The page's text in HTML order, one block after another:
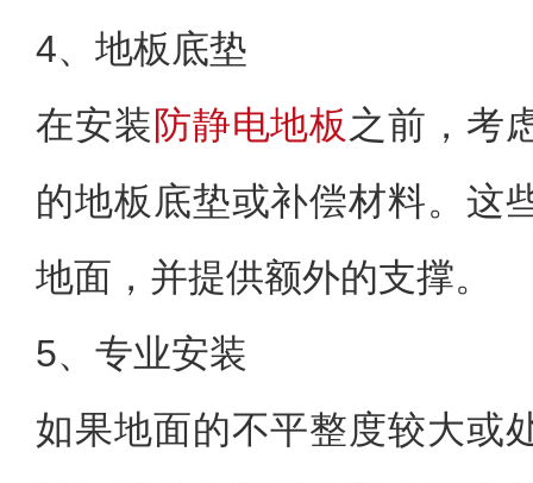
4、地板底垫
在安装防静电地板 之前，考
的地板底垫或补偿材料。这
地面，并提供额外的支撑。
5、专业安装
如果地面的不平整度较大或